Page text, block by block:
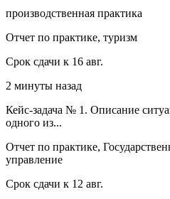
производственная практика
Отчет по практике, туризм
Срок сдачи к 16 авг.
2 минуты назад
Кейс-задача № 1. Описание
одного из...
Отчет по практике,
управление
Срок сдачи к 12 авг.